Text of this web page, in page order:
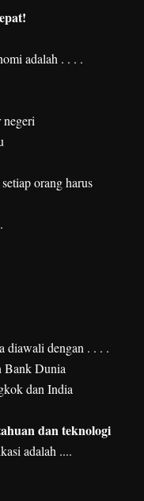
adalah . . . .
orang harus
diawali dengan . . . .
Bank Dunia
dan India
dan teknologi
adalah ....